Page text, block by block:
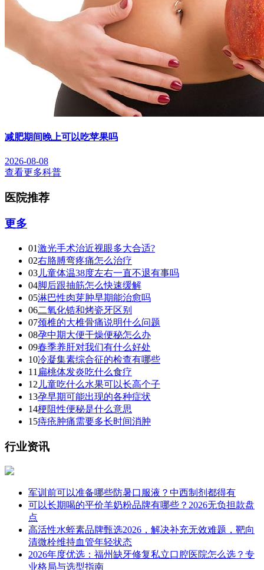
减肥期间晚上可以吃苹果吗
2026-08-08
查看更多科普
医院推荐
更多
01激光手术治近视眼多大合适?
02右胳膊弯疼痛怎么治疗
03 儿童体温38度左右一直不退有事吗
04脚后跟抽筋怎么快速缓解
05淋巴性肉芽肿早期能治愈吗
06二氧化锆和烤瓷牙区别
07颈椎的大椎骨痛说明什么问题
08孕中期大便干燥便秘怎么办
09春季养肝对我们有什么好处
10冷凝集素综合征的检查有哪些
11 扁桃体发炎吃什么食疗
12 儿童吃什么水果可以长高个子
13孕早期可能出现的各种症状
14梗阻性便秘是什么意思
15痔疮肿痛需要多长时间消肿
行业资讯
军训前可以准备哪些防暑口服液？中西制剂都得有
可以长期喝的平价羊奶粉品牌有哪些？2026无负担款盘
点
高活性水蛭素品牌甄选2026，解决补充无效难题，靶向
清微栓维持血管年轻状态
2026年度优选：福州缺牙修复私立口腔医院怎么选？专
业格局与选型指南